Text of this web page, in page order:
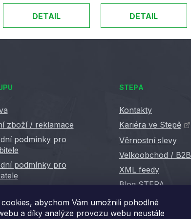
abychom Vám umožnili pohodlné
a díky analýze provozu webu neustále
DETAIL DETAIL
zboží / reklamace
podmínky pro
podmínky pro
STEPA
Kontakty
Kariéra ve Stepě
Věrnostní slevy
Velkoobchod / B2B
XML feedy
Blog STEPA